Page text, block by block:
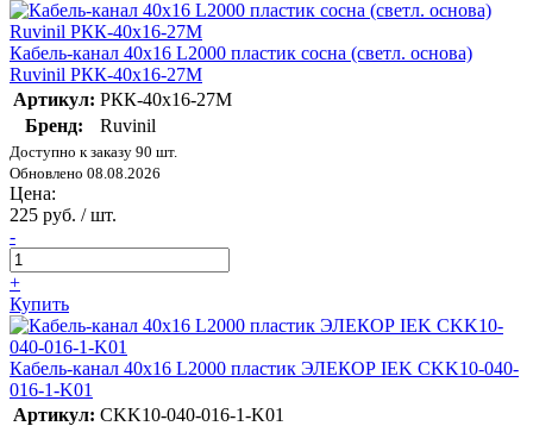
Кабель-канал 40х16 L2000 пластик сосна (светл. основа)
Ruvinil РКК-40х16-27М
Артикул: РКК-40х16-27М
Бренд:
Ruvinil
Доступно к заказу 90 шт.
Обновлено 08.08.2026
Цена:
225 руб. / шт.
-
+
Купить
Кабель-канал 40х16 L2000 пластик ЭЛЕКОР IEK CKK10-040-
016-1-K01
Артикул: CKK10-040-016-1-K01